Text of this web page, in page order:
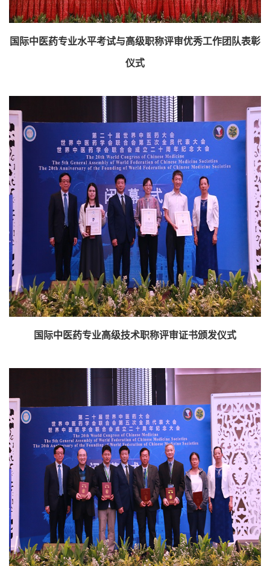
国际中医药专业水平考试与高级职称评审优秀工作团队表彰
仪式
国际中医药专业高级技术职称评审证书颁发仪式